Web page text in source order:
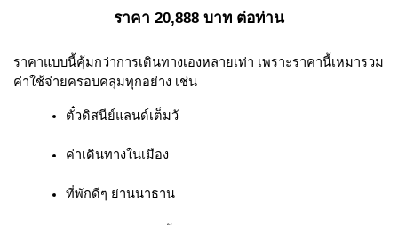
ราคา 20,888 บาท ต่อท่าน
ราคาแบบนี้คุ้มกว่าการเดินทางเองหลายเท่า เพราะราคานี้เหมารวม
ค่าใช้จ่ายครอบคลุมทุกอย่าง เช่น
ตั๋วดิสนีย์แลนด์เต็มวั
ค่าเดินทางในเมือง
ที่พักดีๆ ย่านนาธาน